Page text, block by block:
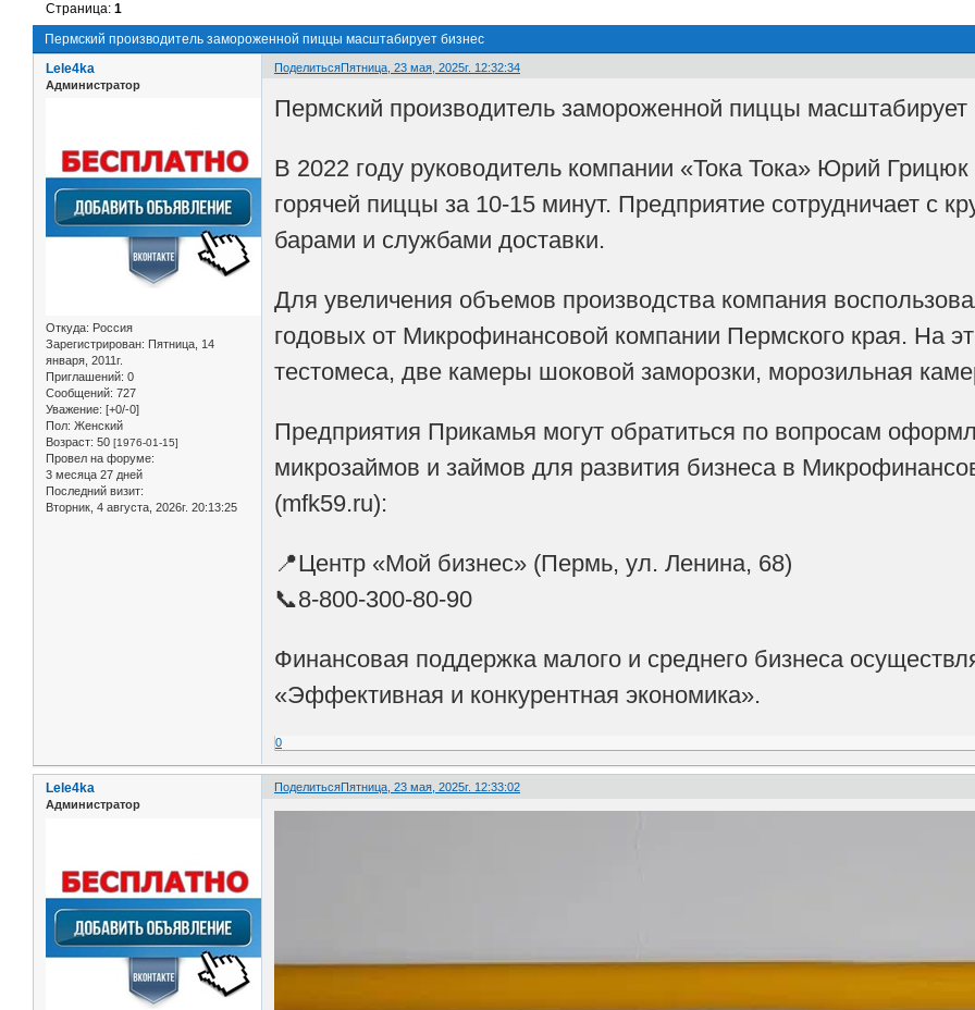
Пермский производитель замороженной пиццы масштабирует бизнес
Страница:1
ПоделитьсяПятница, 23 мая, 2025г. 12:32:34
Lele4ka
Администратор
Откуда: Россия
Зарегистрирован: Пятница, 14
января, 2011г.
Приглашений: 0
Сообщений: 727
Уважение: [+0/-0]
Пол: Женский
Возраст: 50 [1976-01-15]
Провел на форуме:
3 месяца 27 дней
Последний визит:
Вторник, 4 августа, 2026г. 20:13:25
Пермский производитель замороженной пиццы масштабирует
В 2022 году руководитель компании «Тока Тока» Юрий Грицюк
горячей пиццы за 10-15 минут. Предприятие сотрудничает с
барами и службами доставки.
Для увеличения объемов производства компания
годовых от Микрофинансовой компании Пермского края. На
тестомеса, две камеры шоковой заморозки, морозильная
Предприятия Прикамья могут обратиться по вопросам
микрозаймов и займов для развития бизнеса в
(mfk59.ru):
📍Центр «Мой бизнес» (Пермь, ул. Ленина, 68)
📞8-800-300-80-90
Финансовая поддержка малого и среднего бизнеса
«Эффективная и конкурентная экономика».
0
ПоделитьсяПятница, 23 мая, 2025г. 12:33:02
Lele4ka
Администратор